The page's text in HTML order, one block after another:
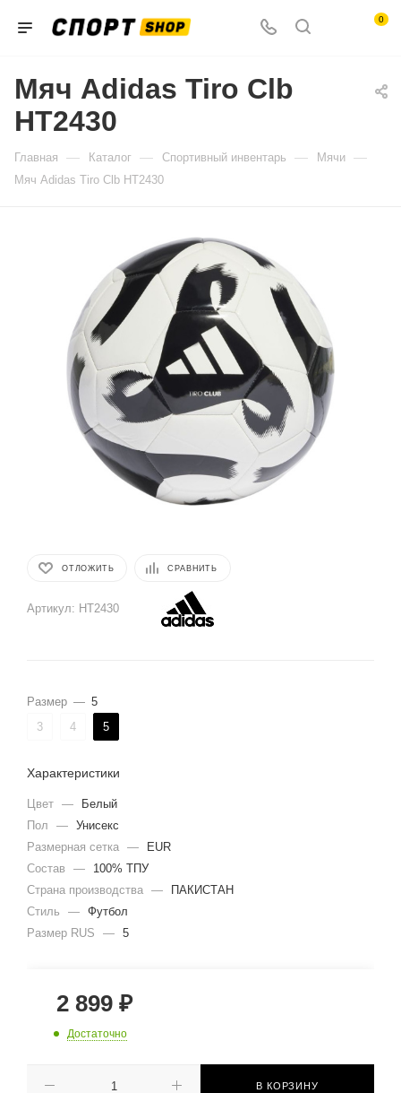
0
Мяч Adidas Tiro Clb
HT2430
Главная — Каталог — Спортивный инвентарь — Мячи —
Мяч Adidas Tiro Clb HT2430
ОТЛОЖИТЬ СРАВНИТЬ
Артикул: HT2430
Размер — 5
3
4 5
Характеристики
Цвет —
Белый
Пол
— Унисекс
Размерная сетка —
EUR
Состав
—
100% ТПУ
Страна производства —
ПАКИСТАН
Стиль
— Футбол
Размер RUS
— 5
2 899 ₽
Достаточно
В КОРЗИНУ